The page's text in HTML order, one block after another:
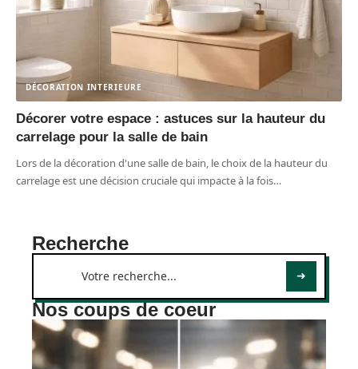
DÉCORATION INTERIEURE
Décorer votre espace : astuces sur la hauteur du
carrelage pour la salle de bain
Lors de la décoration d'une salle de bain, le choix de la hauteur du
carrelage est une décision cruciale qui impacte à la fois…
Recherche
Nos coups de coeur